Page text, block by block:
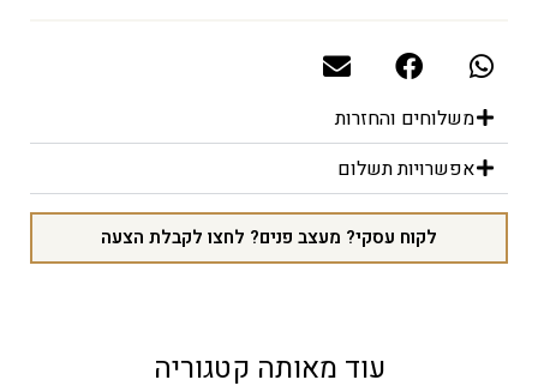
משלוחים והחזרות
אפשרויות תשלום
לקוח עסקי? מעצב פנים? לחצו לקבלת הצעה
עוד מאותה קטגוריה